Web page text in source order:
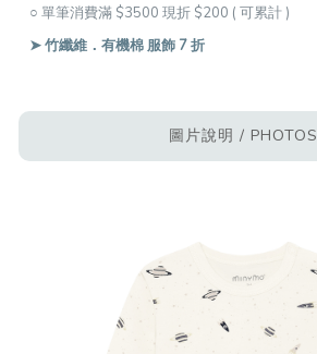
○ 單筆消費滿 $3500 現折 $200 ( 可累計 )
➤ 竹纖維．有機棉 服飾 7 折
圖片說明 / PHOTOS